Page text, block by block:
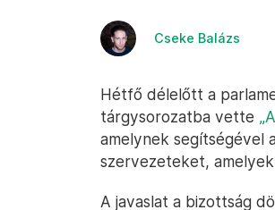
Cseke Balázs
Hétfő délelőtt a
tárgysorozatba vette
amelynek segítségével
szervezeteket,
A javaslat a bizottság